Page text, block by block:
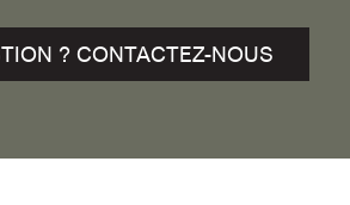
? CONTACTEZ-NOUS